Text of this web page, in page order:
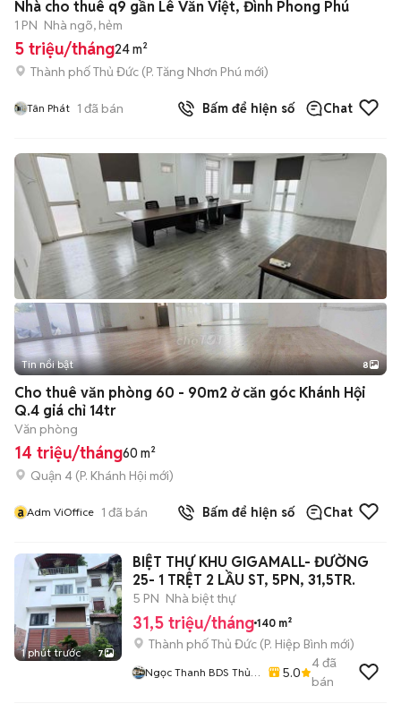
Nhà cho thuê q9 gần Lê Văn Việt, Đình Phong Phú
1 PN Nhà ngõ, hẻm
5 triệu/tháng24 m²
Thành phố Thủ Đức (P. Tăng Nhơn Phú mới)
Tân Phát 1 đã bán Bấm để hiện số Chat
+2
Tin nổi bật 8
Cho thuê văn phòng 60 - 90m2 ở căn góc Khánh Hội
Q.4 giá chỉ 14tr
Văn phòng
14 triệu/tháng60 m²
Quận 4 (P. Khánh Hội mới)
a Adm ViOffice 1 đã bán Bấm để hiện số Chat
1 phút trước 7
BIỆT THỰ KHU GIGAMALL- ĐƯỜNG
25- 1 TRỆT 2 LẦU ST, 5PN, 31,5TR.
5 PN Nhà biệt thự
31,5 triệu/tháng 140 m²
Thành phố Thủ Đức (P. Hiệp Bình mới)
Ngọc Thanh BDS Thủ
5.0
4đã
bán